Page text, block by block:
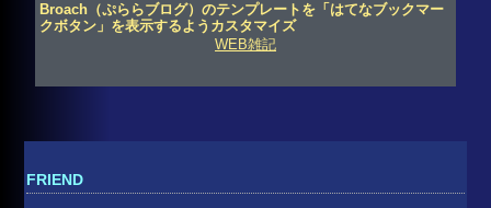
Broach（ぷららブログ）のテンプレートを「はてなブックマー
クボタン」を表示するようカスタマイズ
WEB雑記
FRIEND